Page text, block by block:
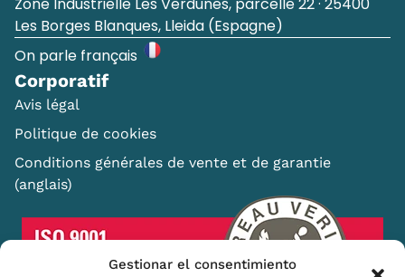
Gestionar el consentimiento
Les Borges Blanques, Lleida (Espagne)
On parle français
Corporatif
Avis légal
Politique de cookies
Conditions générales de vente et de garantie
(anglais)